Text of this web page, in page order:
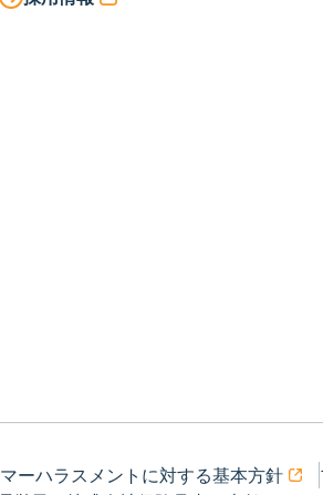
ーハラスメントに対する基本方針